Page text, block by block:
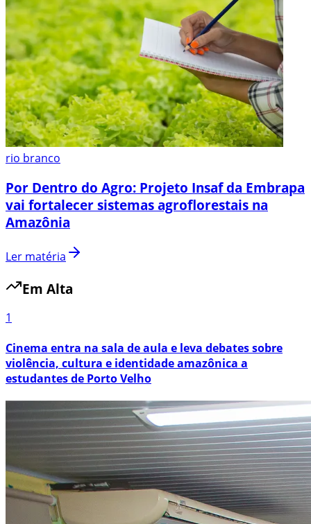
rio branco
Por Dentro do Agro: Projeto Insaf da Embrapa
vai fortalecer sistemas agroflorestais na
Amazônia
Ler matéria
Em Alta
1
Cinema entra na sala de aula e leva debates sobre
violência, cultura e identidade amazônica a
estudantes de Porto Velho